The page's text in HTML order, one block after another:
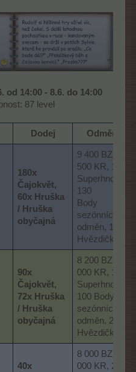
od 14:00 - 8.6. do 14:00
87 level​
Dodej​ Odměna​
180x
Čajokvět,
60x Hruška
/ Hruška
obyčajná
9 400 BZ, 3
500 KR, 10x
Superhnojivo,
130
Body
sezónních
odměn, 1x
Hvězdička
90x
Čajokvět,
72x Hruška
/ Hruška
obyčajná
8 200 BZ, 3
000 KR, 14x
Superhnojivo,
100 Body
sezónních
odměn, 2x
Hvězdička
40x
8 000 BZ, 3
000 KR, 20x